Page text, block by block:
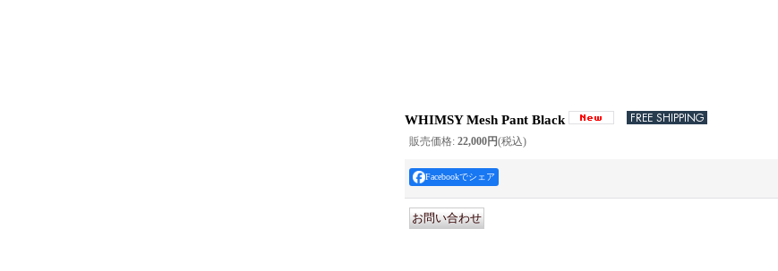
WHIMSY Mesh Pant Black
販売価格: 22,000円(税込)
Facebookでシェア